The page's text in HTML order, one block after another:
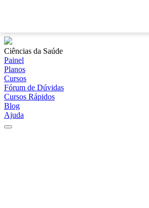
Ciências da Saúde
Painel
Planos
Cursos
Fórum de Dúvidas
Cursos Rápidos
Blog
Ajuda